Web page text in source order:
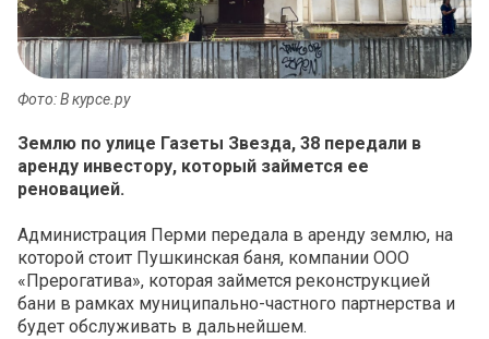
Фото: В курсе.ру
Землю по улице Газеты Звезда, 38 передали в
аренду инвестору, который займется ее
реновацией.
Администрация Перми передала в аренду землю, на
которой стоит Пушкинская баня, компании ООО
«Прерогатива», которая займется реконструкцией
бани в рамках муниципально-частного партнерства и
будет обслуживать в дальнейшем.